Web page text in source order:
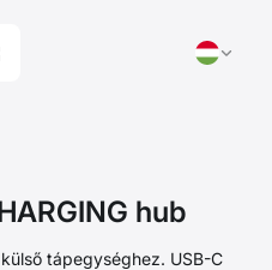
hub
tápegységhez. USB-C